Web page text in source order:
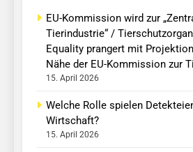
EU-Kommission wird zur
Tierindustrie“ /
Equality prangert mit
Nähe der EU-Kommission zur
15. April 2026
Welche Rolle spielen
Wirtschaft?
15. April 2026